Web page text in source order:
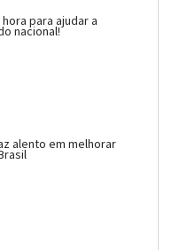
para ajudar a
nacional!
alento em melhorar